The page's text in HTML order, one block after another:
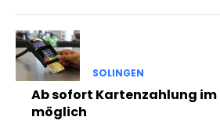
SOLINGEN
Ab sofort Kartenzahlung
möglich